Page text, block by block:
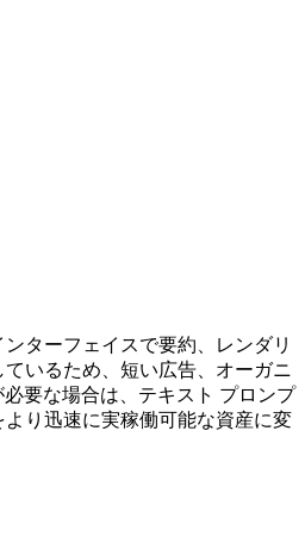
ターフェイスで要約、レンダリ
いるため、短い広告、オーガニ
要な場合は、テキスト プロンプ
り迅速に実稼働可能な資産に変